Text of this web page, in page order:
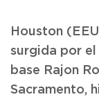
Houston
surgida por el
base Rajon
Sacramento,